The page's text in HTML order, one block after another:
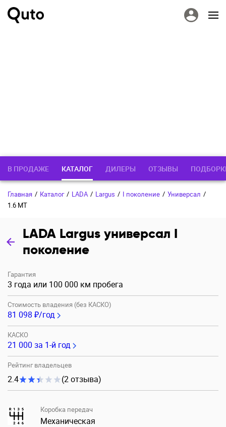
В ПРОДАЖЕ КАТАЛОГ ДИЛЕРЫ ОТЗЫВЫ
Главная / Каталог / LADA / Largus / I поколение / Универсал /
1.6 MT
LADA Largus универсал I
поколение
Гарантия
3 года или 100 000 км пробега
Стоимость владения (без КАСКО)
81 098 ₽/год
КАСКО
21 000 за 1-й год
Рейтинг владельцев
2.4 (2 отзыва)
Коробка передач
Механическая